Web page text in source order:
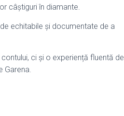
câștiguri în diamante.
echitabile și documentate de a
ci și o experiență fluentă de
Garena.